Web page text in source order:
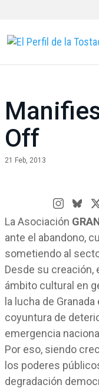
Off
21 Feb, 2013
La Asociación
ante el abandono,
sometiendo al
Desde su creación,
ámbito cultural en
la lucha de
coyuntura de
emergencia
Por eso, siendo
los poderes
degradación